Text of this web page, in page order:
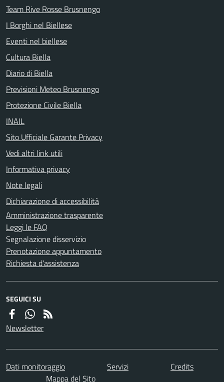
Team Rive Rosse Brusnengo
I Borghi nel Biellese
Eventi nel biellese
Cultura Biella
Diario di Biella
Previsioni Meteo Brusnengo
Protezione Civile Biella
INAIL
Sito Ufficiale Garante Privacy
Vedi altri link utili
Informativa privacy
Note legali
Dichiarazione di accessibilità
Amministrazione trasparente
Leggi le FAQ
Segnalazione disservizio
Prenotazione appuntamento
Richiesta d'assistenza
SEGUICI SU
Newsletter
Dati monitoraggio Servizi
Credits
Mappa del Sito